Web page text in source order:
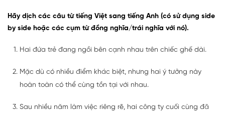
Hãy dịch các câu từ tiếng Việt sang tiếng Anh (có sử dụng side
by side hoặc các cụm từ đồng nghĩa/trái nghĩa với nó).
Hai đứa trẻ đang ngồi bên cạnh nhau trên chiếc ghế dài.
Mặc dù có nhiều điểm khác biệt, nhưng hai ý tưởng này
hoàn toàn có thể cùng tồn tại với nhau.
Sau nhiều năm làm việc riêng rẽ, hai công ty cuối cùng đã